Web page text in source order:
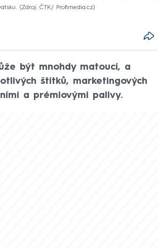
Zdroj: ČTK/ Profimedia.cz
být mnohdy matoucí, a
štítků, marketingových
a prémiovými palivy.